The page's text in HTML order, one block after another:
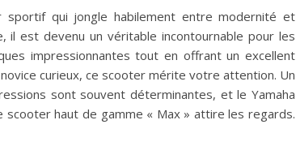
sportif qui jongle habilement entre modernité et
il est devenu un véritable incontournable pour les
impressionnantes tout en offrant un excellent
curieux, ce scooter mérite votre attention. Un
sont souvent déterminantes, et le Yamaha
scooter haut de gamme « Max » attire les regards.